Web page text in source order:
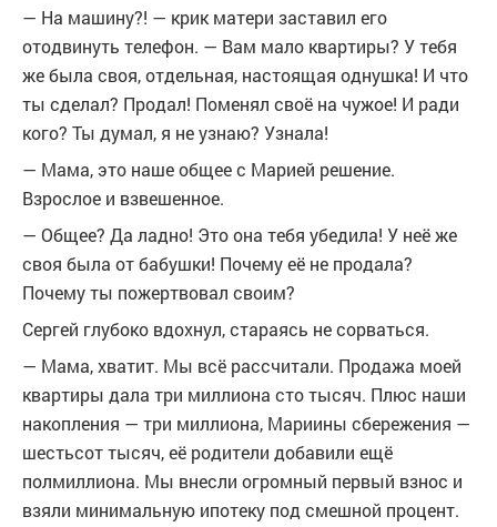
— На машину?! — крик матери заставил его
отодвинуть телефон. — Вам мало квартиры? У тебя
же была своя, отдельная, настоящая однушка! И что
ты сделал? Продал! Поменял своё на чужое! И ради
кого? Ты думал, я не узнаю? Узнала!
— Мама, это наше общее с Марией решение.
Взрослое и взвешенное.
— Общее? Да ладно! Это она тебя убедила! У неё же
своя была от бабушки! Почему её не продала?
Почему ты пожертвовал своим?
Сергей глубоко вдохнул, стараясь не сорваться.
— Мама, хватит. Мы всё рассчитали. Продажа моей
квартиры дала три миллиона сто тысяч. Плюс наши
накопления — три миллиона, Мариины сбережения —
шестьсот тысяч, её родители добавили ещё
полмиллиона. Мы внесли огромный первый взнос и
взяли минимальную ипотеку под смешной процент.